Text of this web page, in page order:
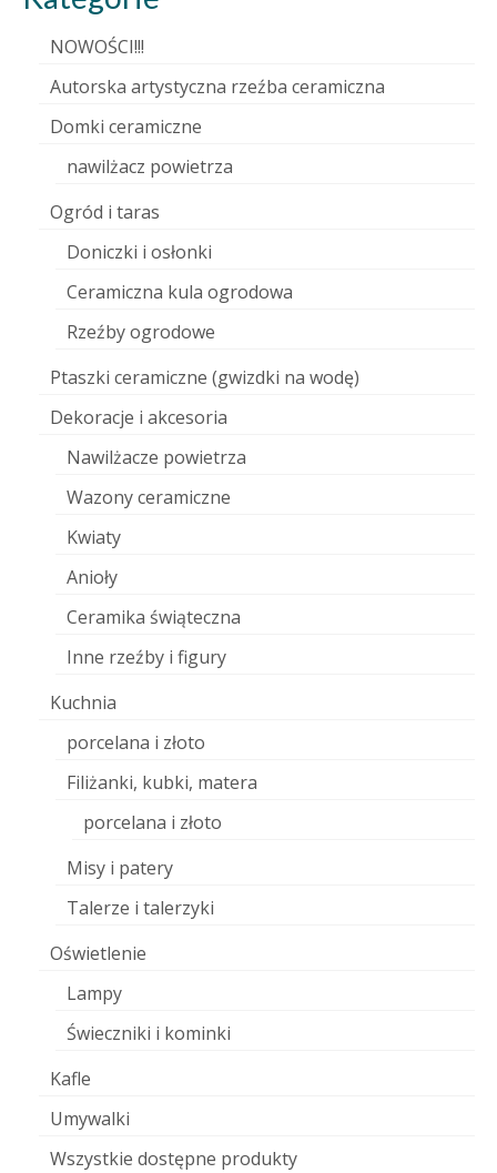
NOWOŚCI!!!
Autorska artystyczna rzeźba ceramiczna
Domki ceramiczne
nawilżacz powietrza
Ogród i taras
Doniczki i osłonki
Ceramiczna kula ogrodowa
Rzeźby ogrodowe
Ptaszki ceramiczne (gwizdki na wodę)
Dekoracje i akcesoria
Nawilżacze powietrza
Wazony ceramiczne
Kwiaty
Anioły
Ceramika świąteczna
Inne rzeźby i figury
Kuchnia
porcelana i złoto
Filiżanki, kubki, matera
porcelana i złoto
Misy i patery
Talerze i talerzyki
Oświetlenie
Lampy
Świeczniki i kominki
Kafle
Umywalki
Wszystkie dostępne produkty